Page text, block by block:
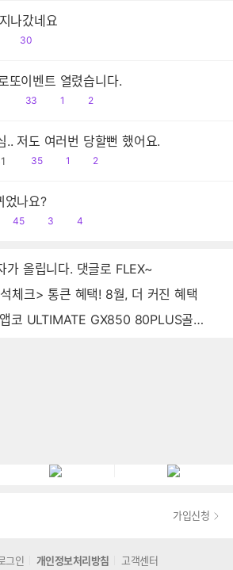
나갔네요
읽
30
또이벤트 열렸습니다.
읽
33
공1
댓
2
.. 저도 여러번 당할뻔 했어요.
읽
35
공1
댓
2
었나요?
읽
45
공
3
댓
4
가 올립니다. 댓글로 FLEX~
체크> 통큰 혜택! 8월, 더 커진 혜택
GX850 80PLUS골드 풀모듈러 ATX3.0 블랙
가입신청
그인 개인정보처리방침 고객센터